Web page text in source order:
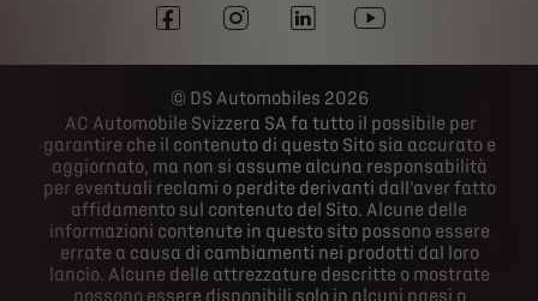
DS Automobiles 2026
AC Automobile Svizzera SA fa tutto il possibile per
garantire che il contenuto di questo Sito sia accurato e
aggiornato, ma non si assume alcuna responsabilità
per eventuali reclami o perdite derivanti dall'aver fatto
affidamento sul contenuto del Sito. Alcune delle
informazioni contenute in questo sito possono essere
errate a causa di cambiamenti nei prodotti dal loro
lancio. Alcune delle attrezzature descritte o mostrate
possono essere disponibili solo in alcuni paesi o